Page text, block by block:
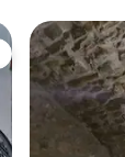
אורחים